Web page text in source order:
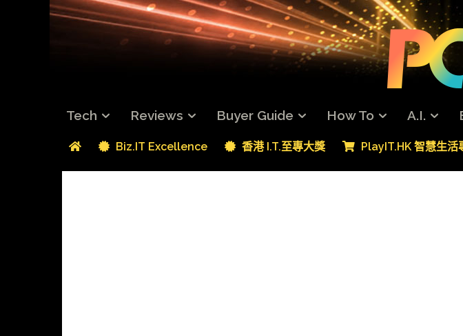
Tech Reviews Buyer Guide How To A.I.
Biz.IT Excellence 香港 I.T.至專大獎 PlayIT.HK 智慧生活